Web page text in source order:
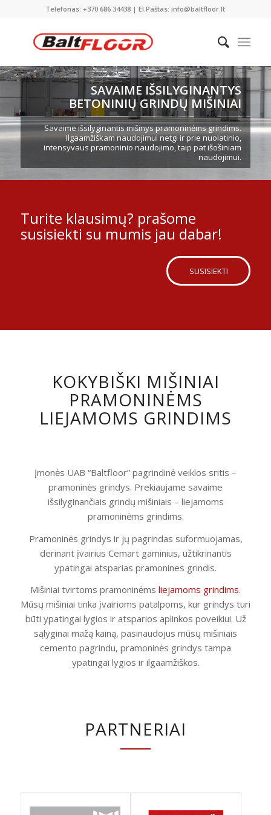
Telefonas: +370 686 34438 | El.Paštas: info@baltfloor.lt
SAVAIME IŠSILYGINANTYS
BETONINIŲ GRINDŲ MIŠINIAI
Savaime išsilyginantis mišinys pramoninėms grindims.
Ilgaamžiškam naudojimui netgi ir prie nuolatinio,
intensyvaus pramoninio naudojimo, taip pat išošiniam
naudojimui.
Turite klausimų? prašome
susisiekti su mumis jau dabar!
SUSISIEKTI
KOKYBIŠKI MIŠINIAI
PRAMONINĖMS
LIEJAMOMS GRINDIMS
Įmonės UAB “Baltfloor” pagrindinė veiklos sritis –
pramoninės grindys. Prekiaujame savaime
išsilyginančiais grindų mišiniais – liejamoms
pramoninėms grindims.
Pramoninės grindys ir jų pagrindas suformuojamas,
derinant įvairius Cemart gaminius, užtikrinantis
ypatingai atsparias pramonines grindis.
Mišiniai tvirtoms pramoninėms liejamoms grindims.
Mūsų mišiniai tinka įvairioms patalpoms, kur grindys turi
būti ypatingai lygios ir atsparios aplinkos poveikiui. Už
sąlyginai mažą kainą, pasinaudojus mūsų mišiniais
cemento pagrindu, pramoninės grindys tampa
ypatingai lygios ir ilgaamžiškos.
PARTNERIAI